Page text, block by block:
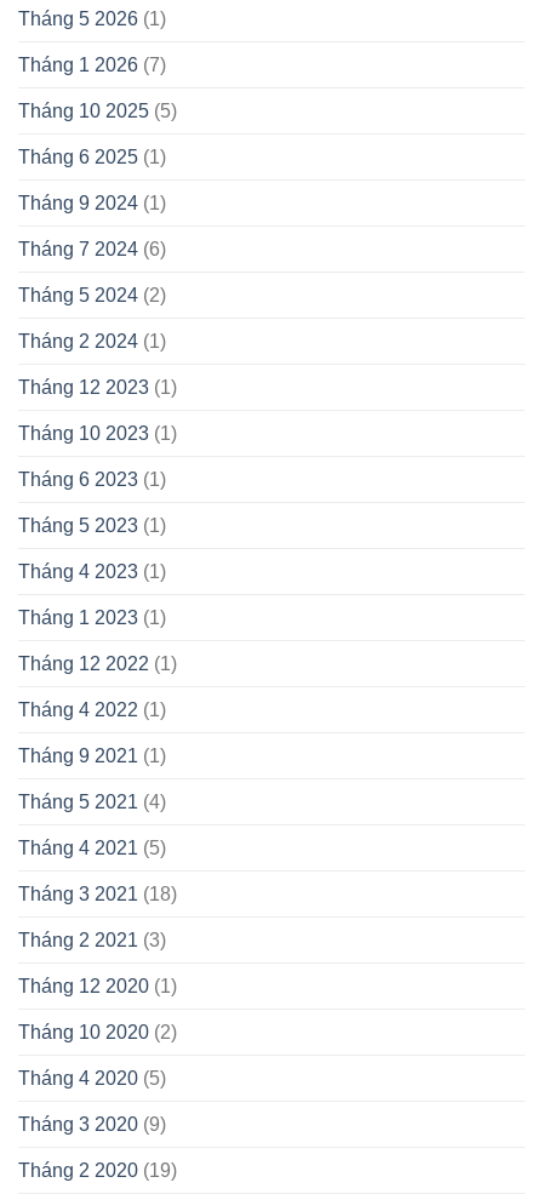
Tháng 5 2026 (1)
Tháng 1 2026 (7)
Tháng 10 2025 (5)
Tháng 6 2025 (1)
Tháng 9 2024 (1)
Tháng 7 2024 (6)
Tháng 5 2024 (2)
Tháng 2 2024 (1)
Tháng 12 2023 (1)
Tháng 10 2023 (1)
Tháng 6 2023 (1)
Tháng 5 2023 (1)
Tháng 4 2023 (1)
Tháng 1 2023 (1)
Tháng 12 2022 (1)
Tháng 4 2022 (1)
Tháng 9 2021 (1)
Tháng 5 2021 (4)
Tháng 4 2021 (5)
Tháng 3 2021 (18)
Tháng 2 2021 (3)
Tháng 12 2020 (1)
Tháng 10 2020 (2)
Tháng 4 2020 (5)
Tháng 3 2020 (9)
Tháng 2 2020 (19)